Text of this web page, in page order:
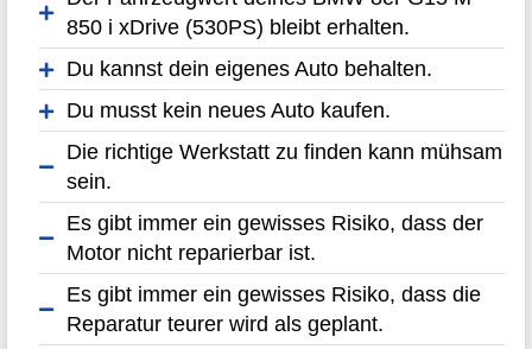
850 i xDrive (530PS) bleibt erhalten.
Du kannst dein eigenes Auto behalten.
Du musst kein neues Auto kaufen.
Die richtige Werkstatt zu finden kann mühsam
sein.
Es gibt immer ein gewisses Risiko, dass der
Motor nicht reparierbar ist.
Es gibt immer ein gewisses Risiko, dass die
Reparatur teurer wird als geplant.